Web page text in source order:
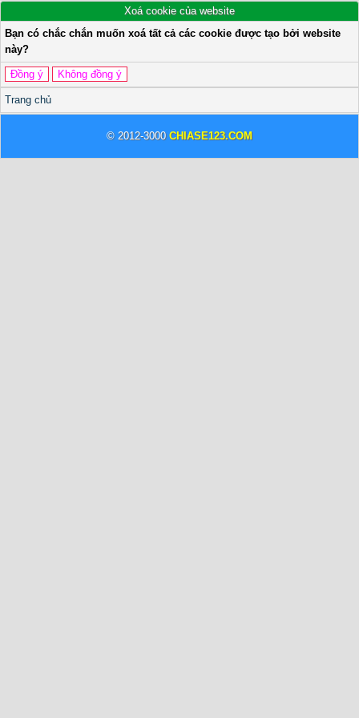
Xoá cookie của website
Bạn có chắc chắn muốn xoá tất cả các cookie được tạo bởi website
này?
Trang chủ
© 2012-3000 CHIASE123.COM